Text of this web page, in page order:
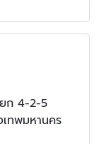
ก 4-2-5
ทพมหานคร